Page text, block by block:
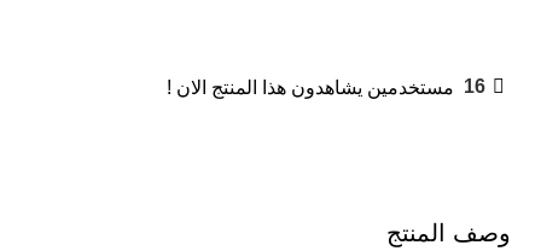
16 مستخدمين يشاهدون هذا المنتج الان !
وصف المنتج